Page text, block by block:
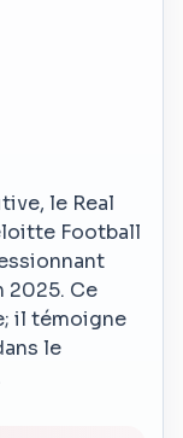
le Real
Football
2025. Ce
il témoigne
le